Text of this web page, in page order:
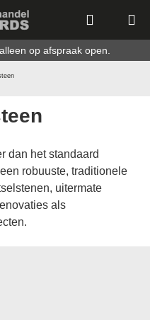
op afspraak open.
dan het standaard
robuuste, traditionele
uitermate
als